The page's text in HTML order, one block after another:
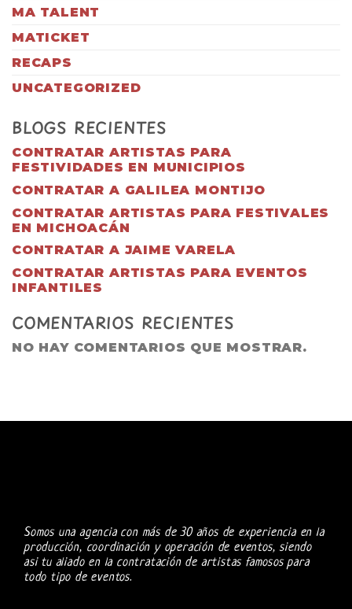
MA TALENT
MATICKET
RECAPS
UNCATEGORIZED
BLOGS RECIENTES
CONTRATAR ARTISTAS PARA
FESTIVIDADES EN MUNICIPIOS
CONTRATAR A GALILEA MONTIJO
CONTRATAR ARTISTAS PARA FESTIVALES
EN MICHOACÁN
CONTRATAR A JAIME VARELA
CONTRATAR ARTISTAS PARA EVENTOS
INFANTILES
COMENTARIOS RECIENTES
NO HAY COMENTARIOS QUE MOSTRAR.
Somos una agencia con más de 30 años de experiencia en la
producción, coordinación y operación de eventos, siendo
asi tu aliado en la contratación de artistas famosos para
todo tipo de eventos.